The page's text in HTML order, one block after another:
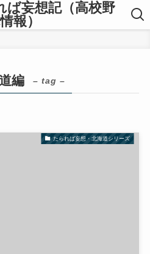
ば妄想記（高校野
報）
編 – tag –
たられば妄想・北海道シリーズ